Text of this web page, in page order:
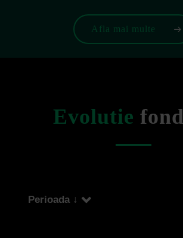
Afla mai multe
Evolutie
Perioada ↓